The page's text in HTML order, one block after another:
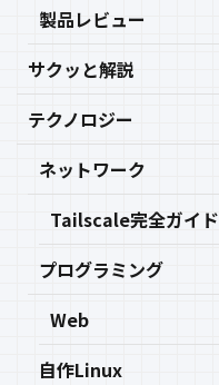
製品レビュー
サクッと解説
テクノロジー
ネットワーク
Tailscale完全ガイド
プログラミング
Web
自作Linux